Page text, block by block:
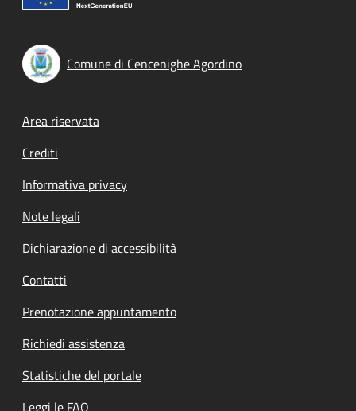
Comune di Cencenighe Agordino
Footer menu
Area riservata
Crediti
Informativa privacy
Note legali
Dichiarazione di accessibilità
Contatti
Prenotazione appuntamento
Richiedi assistenza
Statistiche del portale
Leggi le FAQ